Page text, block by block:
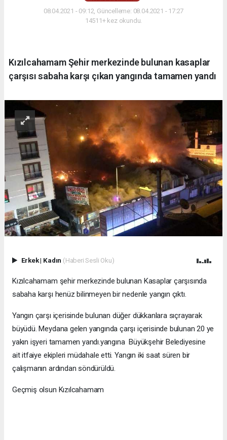
08.04.2021 - 09:12, Güncelleme: 08.04.2021 - 17:27
14511+ kez okundu.
Kızılcahamam Şehir merkezinde bulunan kasaplar
çarşısı sabaha karşı çıkan yangında tamamen yandı
Erkek| Kadın (Haberi Sesli Oku)
Kızılcahamam şehir merkezinde bulunan Kasaplar çarşısında
sabaha karşı henüz bilinmeyen bir nedenle yangın çıktı.
Yangın çarşı içerisinde bulunan düğer dükkanlara sıçrayarak
büyüdü. Meydana gelen yangında çarşı içerisinde bulunan 20 ye
yakın işyeri tamamen yandı.yangına Büyükşehir Belediyesine
ait itfaiye ekipleri müdahale etti. Yangın iki saat süren bir
çalışmanın ardından söndürüldü.
Geçmiş olsun Kızılcahamam